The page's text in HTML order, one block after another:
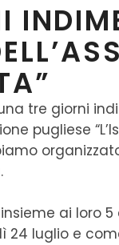
tre giorni
pugliese
ai loro 5
luglio e